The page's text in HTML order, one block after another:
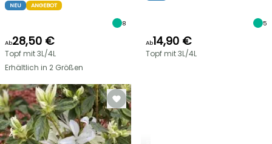
NEU ANGEBOT
8
Ab28,50 €
Topf mit 3L/4L
Erhältlich in 2 Größen
5
Ab14,90 €
Topf mit 3L/4L